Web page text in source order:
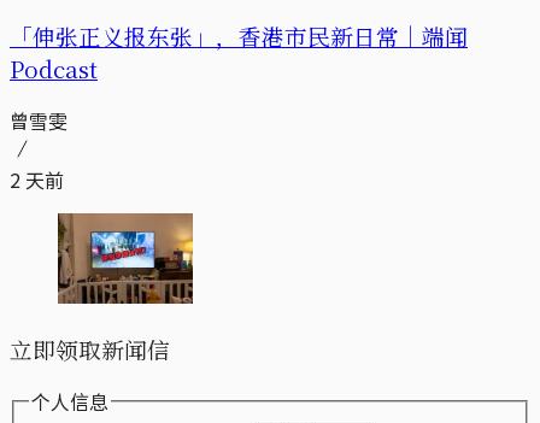
「伸张正义报东张」，香港市民新日常｜端闻
Podcast
曾雪雯
2 天前
立即领取新闻信
个人信息